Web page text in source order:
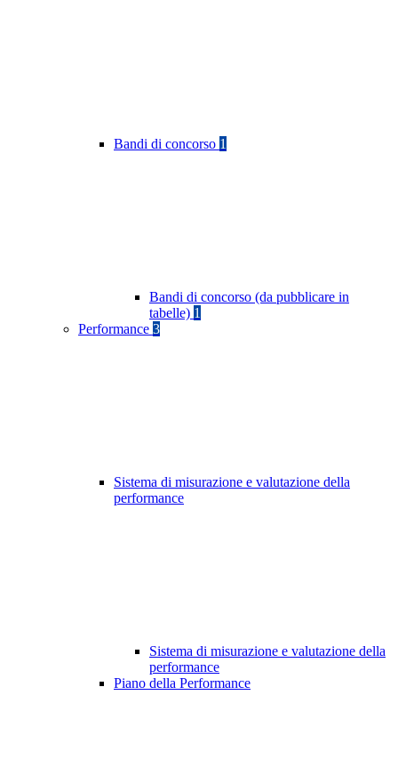
Bandi di concorso 1
Bandi di concorso (da pubblicare in
tabelle) 1
Performance 3
Sistema di misurazione e valutazione della
performance
Sistema di misurazione e valutazione della
performance
Piano della Performance